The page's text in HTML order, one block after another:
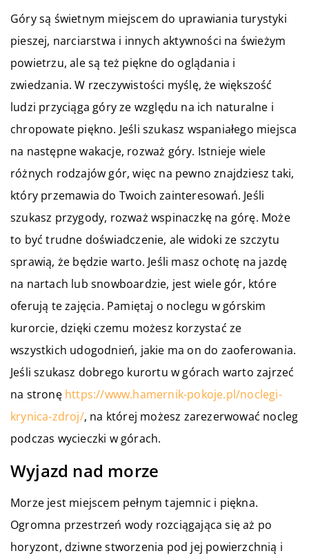
Góry są świetnym miejscem do uprawiania turystyki
pieszej, narciarstwa i innych aktywności na świeżym
powietrzu, ale są też piękne do oglądania i
zwiedzania. W rzeczywistości myślę, że większość
ludzi przyciąga góry ze względu na ich naturalne i
chropowate piękno. Jeśli szukasz wspaniałego miejsca
na następne wakacje, rozważ góry. Istnieje wiele
różnych rodzajów gór, więc na pewno znajdziesz taki,
który przemawia do Twoich zainteresowań. Jeśli
szukasz przygody, rozważ wspinaczkę na górę. Może
to być trudne doświadczenie, ale widoki ze szczytu
sprawią, że będzie warto. Jeśli masz ochotę na jazdę
na nartach lub snowboardzie, jest wiele gór, które
oferują te zajęcia. Pamiętaj o noclegu w górskim
kurorcie, dzięki czemu możesz korzystać ze
wszystkich udogodnień, jakie ma on do zaoferowania.
Jeśli szukasz dobrego kurortu w górach warto zajrzeć
na stronę https://www.hamernik-pokoje.pl/noclegi-
krynica-zdroj/, na której możesz zarezerwować nocleg
podczas wycieczki w górach.
Wyjazd nad morze
Morze jest miejscem pełnym tajemnic i piękna.
Ogromna przestrzeń wody rozciągająca się aż po
horyzont, dziwne stworzenia pod jej powierzchnią i